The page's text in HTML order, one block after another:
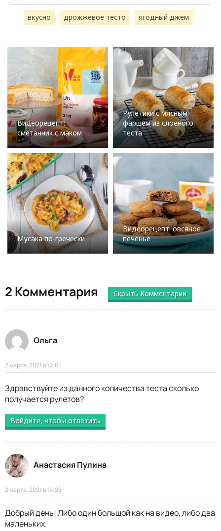
вкусно дрожжевое тесто ягодный джем
Видеорецепт:
сметанник с маком
Рулетики с мясным
фаршем из слоеного
теста
Мусака по-гречески
Видеорецепт: овсяное
печенье
2 Комментария Скрыть Комментарии
Ольга
2 марта, 2021 в 12:05
Здравствуйте из данного количества теста сколько
получается рулетов?
Войдите, чтобы ответить
Анастасия Пулина
2 марта, 2021 в 16:28
Добрый день! Либо один большой как на видео, либо два
маленьких.